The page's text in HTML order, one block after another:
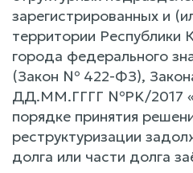
зарегистрированных и
территории Республики
города федерального
(Закон № 422-ФЗ),
ДД.ММ.ГГГГ №PK/2017
порядке принятия
реструктуризации
долга или части долга